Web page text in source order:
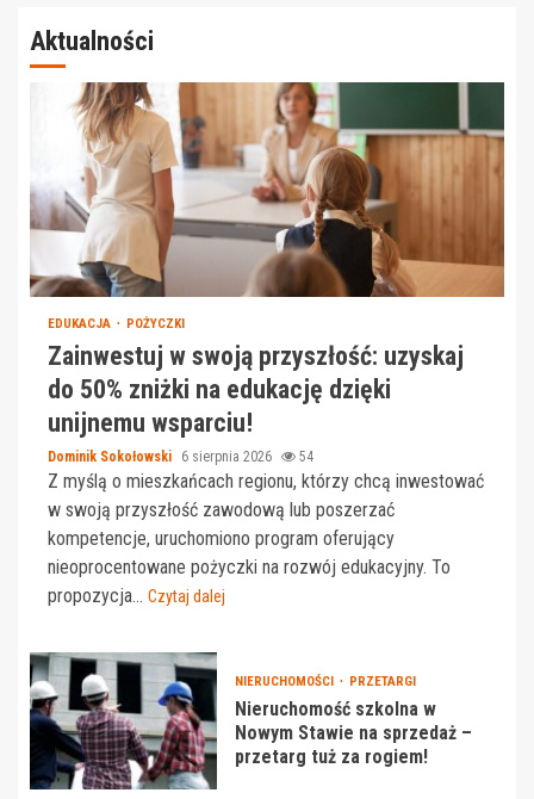
Aktualności
EDUKACJA POŻYCZKI
Zainwestuj w swoją przyszłość: uzyskaj
do 50% zniżki na edukację dzięki
unijnemu wsparciu!
Dominik Sokołowski 6 sierpnia 2026 54
Z myślą o mieszkańcach regionu, którzy chcą inwestować
w swoją przyszłość zawodową lub poszerzać
kompetencje, uruchomiono program oferujący
nieoprocentowane pożyczki na rozwój edukacyjny. To
propozycja... Czytaj dalej
NIERUCHOMOŚCI PRZETARGI
Nieruchomość szkolna w
Nowym Stawie na sprzedaż –
przetarg tuż za rogiem!